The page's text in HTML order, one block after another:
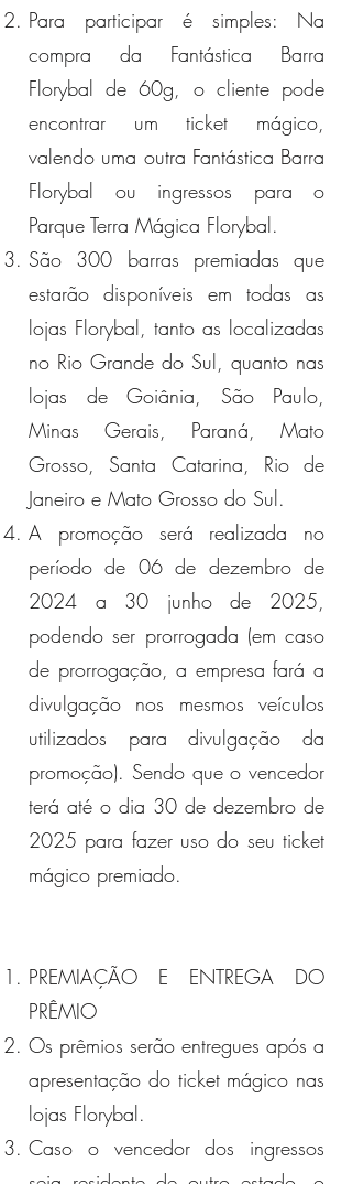
Para participar é simples: Na
compra da Fantástica Barra
Florybal de 60g, o cliente pode
encontrar um ticket mágico,
valendo uma outra Fantástica Barra
Florybal ou ingressos para o
Parque Terra Mágica Florybal.
São 300 barras premiadas que
estarão disponíveis em todas as
lojas Florybal, tanto as localizadas
no Rio Grande do Sul, quanto nas
lojas de Goiânia, São Paulo,
Minas Gerais, Paraná, Mato
Grosso, Santa Catarina, Rio de
Janeiro e Mato Grosso do Sul.
A promoção será realizada no
período de 06 de dezembro de
2024 a 30 junho de 2025,
podendo ser prorrogada (em caso
de prorrogação, a empresa fará a
divulgação nos mesmos veículos
utilizados para divulgação da
promoção). Sendo que o vencedor
terá até o dia 30 de dezembro de
2025 para fazer uso do seu ticket
mágico premiado.
PREMIAÇÃO E ENTREGA DO
PRÊMIO
Os prêmios serão entregues após a
apresentação do ticket mágico nas
lojas Florybal.
Caso o vencedor dos ingressos